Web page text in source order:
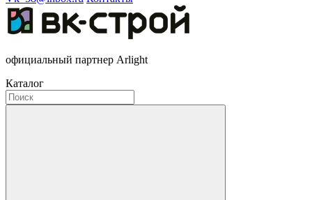
официальный партнер Arlight
Каталог